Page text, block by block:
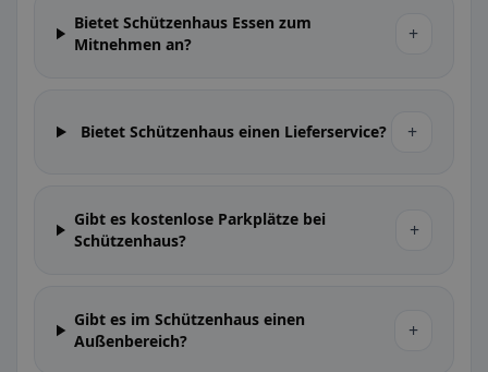
Bietet Schützenhaus Essen zum
Mitnehmen an?
+
Bietet Schützenhaus einen Lieferservice? +
Gibt es kostenlose Parkplätze bei
Schützenhaus?
+
Gibt es im Schützenhaus einen
Außenbereich?
+